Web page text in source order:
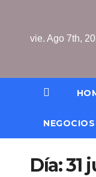
contenido
vie. Ago 7th,
NEGOCIOS
Día:31